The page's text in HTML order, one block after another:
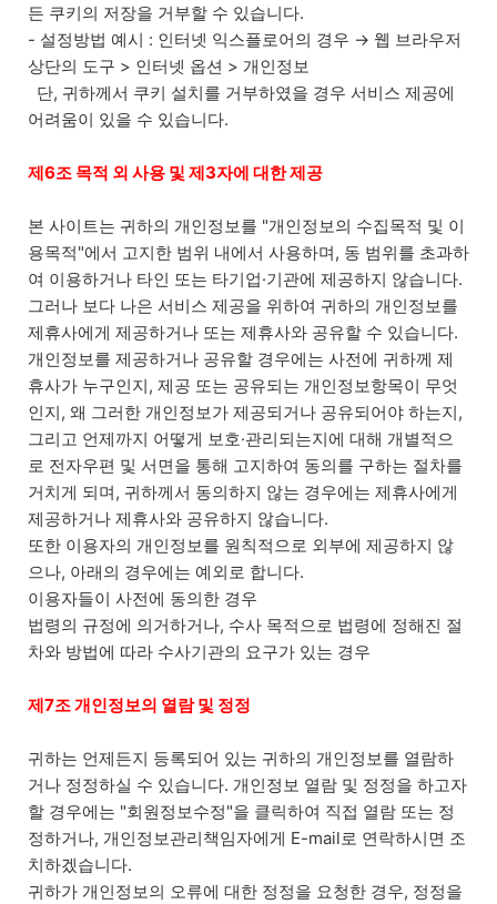
든 쿠키의 저장을 거부할 수 있습니다.
- 설정방법 예시 : 인터넷 익스플로어의 경우 → 웹 브라우저
상단의 도구 > 인터넷 옵션 > 개인정보
단, 귀하께서 쿠키 설치를 거부하였을 경우 서비스 제공에
어려움이 있을 수 있습니다.
제6조 목적 외 사용 및 제3자에 대한 제공
본 사이트는 귀하의 개인정보를 "개인정보의 수집목적 및 이
용목적"에서 고지한 범위 내에서 사용하며, 동 범위를 초과하
여 이용하거나 타인 또는 타기업·기관에 제공하지 않습니다.
그러나 보다 나은 서비스 제공을 위하여 귀하의 개인정보를
제휴사에게 제공하거나 또는 제휴사와 공유할 수 있습니다.
개인정보를 제공하거나 공유할 경우에는 사전에 귀하께 제
휴사가 누구인지, 제공 또는 공유되는 개인정보항목이 무엇
인지, 왜 그러한 개인정보가 제공되거나 공유되어야 하는지,
그리고 언제까지 어떻게 보호·관리되는지에 대해 개별적으
로 전자우편 및 서면을 통해 고지하여 동의를 구하는 절차를
거치게 되며, 귀하께서 동의하지 않는 경우에는 제휴사에게
제공하거나 제휴사와 공유하지 않습니다.
또한 이용자의 개인정보를 원칙적으로 외부에 제공하지 않
으나, 아래의 경우에는 예외로 합니다.
이용자들이 사전에 동의한 경우
법령의 규정에 의거하거나, 수사 목적으로 법령에 정해진 절
차와 방법에 따라 수사기관의 요구가 있는 경우
제7조 개인정보의 열람 및 정정
귀하는 언제든지 등록되어 있는 귀하의 개인정보를 열람하
거나 정정하실 수 있습니다. 개인정보 열람 및 정정을 하고자
할 경우에는 "회원정보수정"을 클릭하여 직접 열람 또는 정
정하거나, 개인정보관리책임자에게 E-mail로 연락하시면 조
치하겠습니다.
귀하가 개인정보의 오류에 대한 정정을 요청한 경우, 정정을